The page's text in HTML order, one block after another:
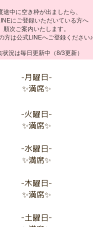
途中に空き枠が出ましたら、
にご登録いただいている方へ
順次ご案内いたします。
方は公式LINEへご登録ください♪
状況は毎日更新中（8/3更新）
-月曜日-
✨満席✨
-火曜日-
✨満席✨
-水曜日-
✨満席✨
-木曜日-
✨満席✨
-土曜日-